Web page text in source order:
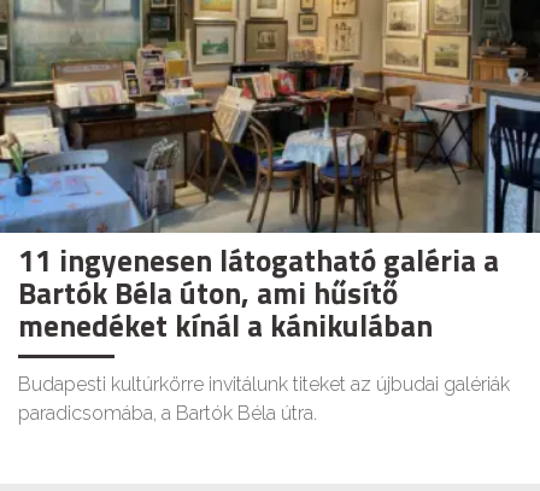
11 ingyenesen látogatható galéria a
Bartók Béla úton, ami hűsítő
menedéket kínál a kánikulában
Budapesti kultúrkörre invitálunk titeket az újbudai galériák
paradicsomába, a Bartók Béla útra.